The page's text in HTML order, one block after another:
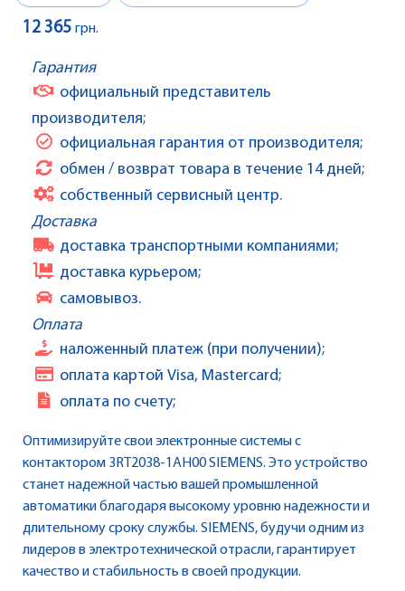
12 365 грн.
Гарантия
официальный представитель
производителя;
официальная гарантия от производителя;
обмен / возврат товара в течение 14 дней;
собственный сервисный центр.
Доставка
доставка транспортными компаниями;
доставка курьером;
самовывоз.
Оплата
наложенный платеж (при получении);
оплата картой Visa, Mastercard;
оплата по счету;
Оптимизируйте свои электронные системы с
контактором 3RT2038-1AH00 SIEMENS. Это устройство
станет надежной частью вашей промышленной
автоматики благодаря высокому уровню надежности и
длительному сроку службы. SIEMENS, будучи одним из
лидеров в электротехнической отрасли, гарантирует
качество и стабильность в своей продукции.